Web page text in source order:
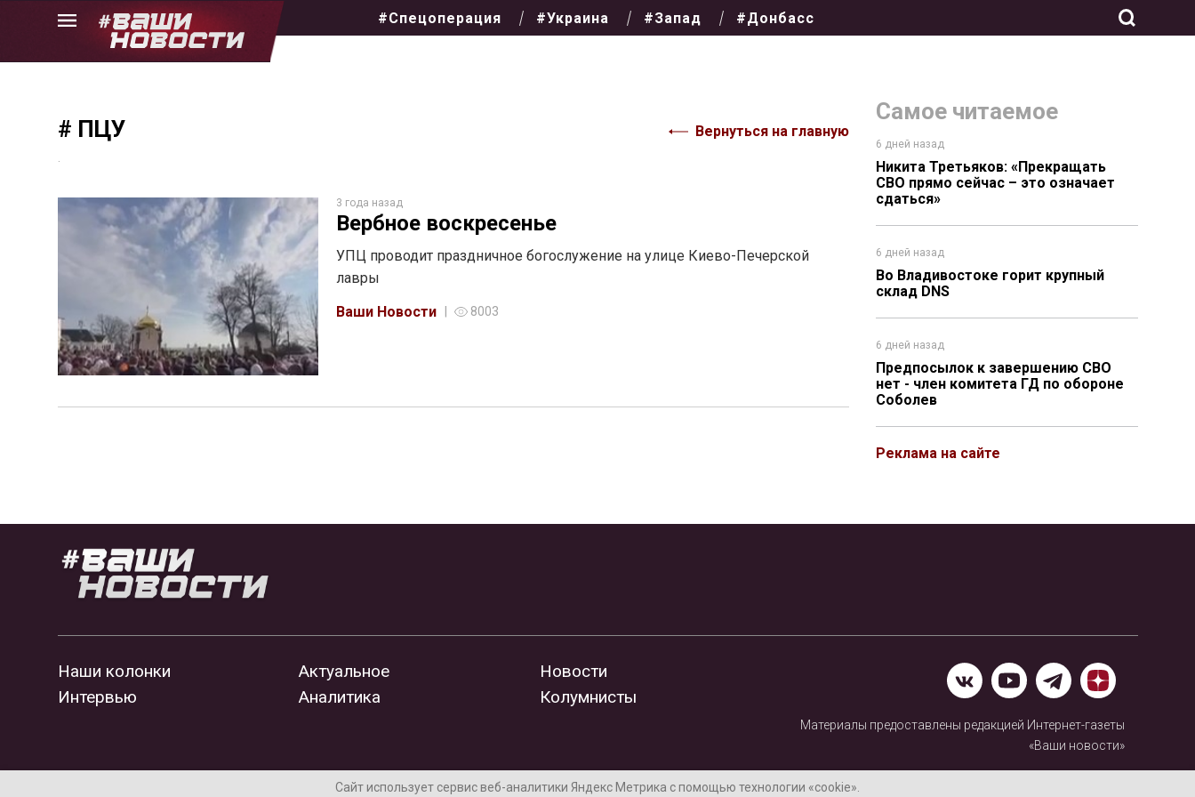
Skip
#Спецоперация #Украина #Запад #Донбасс
# ПЦУ Вернуться на главную
3 года назад
Вербное воскресенье
УПЦ проводит праздничное богослужение на улице Киево-Печерской
лавры
Ваши Новости
8003
Самое читаемое
6 дней назад
Никита Третьяков: «Прекращать
СВО прямо сейчас – это означает
сдаться»
6 дней назад
Во Владивостоке горит крупный
склад DNS
6 дней назад
Предпосылок к завершению СВО
нет - член комитета ГД по обороне
Соболев
Реклама на сайте
Наши колонки
Интервью
Актуальное
Аналитика
Новости
Колумнисты
Материалы предоставлены редакцией Интернет-газеты
«Ваши новости»
Нашли ошибку? Выделите ее и нажмите Ctrl+Enter
Сайт использует сервис веб-аналитики Яндекс Метрика с помощью технологии «cookie».